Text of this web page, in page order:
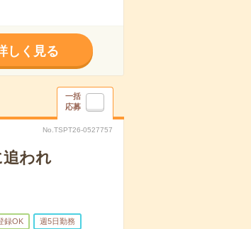
しく見る
一括
応募
No.TSPT26-0527757
追われ
録OK 週5日勤務